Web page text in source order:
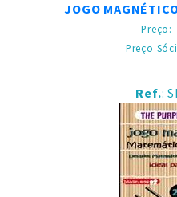
JOGO
Preço:
Preço
Ref.: